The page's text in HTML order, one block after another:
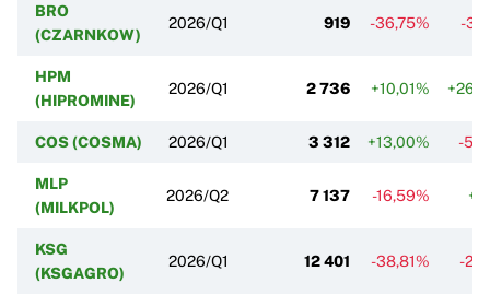
BRO
(CZARNKOW)
2026/Q1 919 -36,75% -
HPM
(HIPROMINE)
2026/Q1 2 736 +10,01%
COS (COSMA) 2026/Q1 3 312 +13,00% -
MLP
(MILKPOL)
2026/Q2 7 137 -16,59%
KSG
(KSGAGRO)
2026/Q1 12 401 -38,81% -